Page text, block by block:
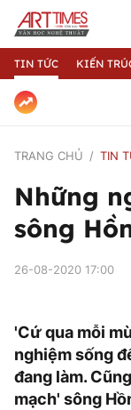
TIN TỨC KIẾN
TRANG CHỦ TIN
Những
sông
26-08-2020 17:00
'Cứ qua mỗi
nghiệm sống
đang làm.
mạch' sông